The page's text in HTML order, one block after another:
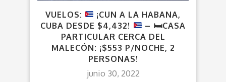
VUELOS:
¡CUN A LA HABANA,
CUBA DESDE $4,432!
– 🛏️CASA
PARTICULAR CERCA DEL
MALECÓN: ¡$553 P/NOCHE, 2
PERSONAS!
junio 30, 2022